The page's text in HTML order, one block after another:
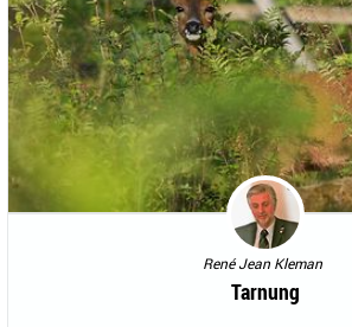
René Jean Kleman
Tarnung